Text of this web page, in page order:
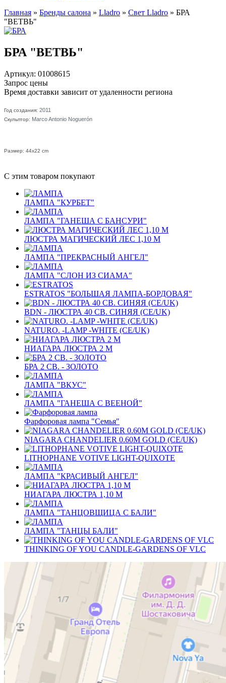
Главная » Бренды салона » Lladro » Свет Lladro » БРА
"ВЕТВЬ"
БРА "ВЕТВЬ"
Артикул: 01008615
Запрос цены
Время доставки зависит от удаленности региона
Год создания: 2011
Скульптор: Marco Antonio Noguerón
Размер: 44x22 cm
С этим товаром покупают
ЛАМПА "КУРБЕТ"
ЛАМПА "ГАНЕША С БАНСУРИ"
ЛЮСТРА МАГИЧЕСКИЙ ЛЕС 1,10 М
ЛАМПА "ПРЕКРАСНЫЙ АНГЕЛ"
ЛАМПА "СЛОН ИЗ СИАМА"
ESTRATOS "БОЛЬШАЯ ЛАМПА-БОРДОВАЯ"
BDN - ЛЮСТРА 40 СВ. СИНЯЯ (CE/UK)
NATURO. -LAMP -WHITE (CE/UK)
НИАГАРА ЛЮСТРА 2 M
БРА 2 СВ. - ЗОЛОТО
ЛАМПА "ВКУС"
ЛАМПА "ГАНЕША С ВЕЕНОЙ"
Фарфоровая лампа "Семья"
NIAGARA CHANDELIER 0.60M GOLD (CE/UK)
LITHOPHANE VOTIVE LIGHT-QUIXOTE
ЛАМПА "КРАСИВЫЙ АНГЕЛ"
НИАГАРА ЛЮСТРА 1,10 M
ЛАМПА "ТАНЦОВЩИЦА С БАЛИ"
ЛАМПА "ТАНЦЫ БАЛИ"
THINKING OF YOU CANDLE-GARDENS OF VLC